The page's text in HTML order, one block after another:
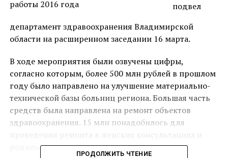
подвел
департамент здравоохранения Владимирской
области на расширенном заседании 16 марта.
В ходе мероприятия были озвучены цифры,
согласно которым, более 500 млн рублей в прошлом
году было направлено на улучшение материально-
технической базы больниц региона. Большая часть
средств была направлена на ремонт объектов
здравоохранения. 15 млн понадобилось для
родильных отделениях.
ПРОДОЛЖИТЬ ЧТЕНИЕ